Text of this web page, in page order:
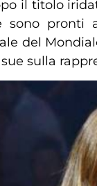
il titolo
pronti
del
sulla